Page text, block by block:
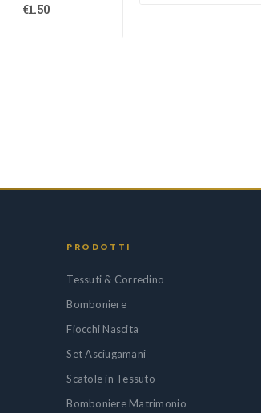
€1.50
PRODOTTI
Tessuti & Corredino
Bomboniere
Fiocchi Nascita
Set Asciugamani
Scatole in Tessuto
Bomboniere Matrimonio